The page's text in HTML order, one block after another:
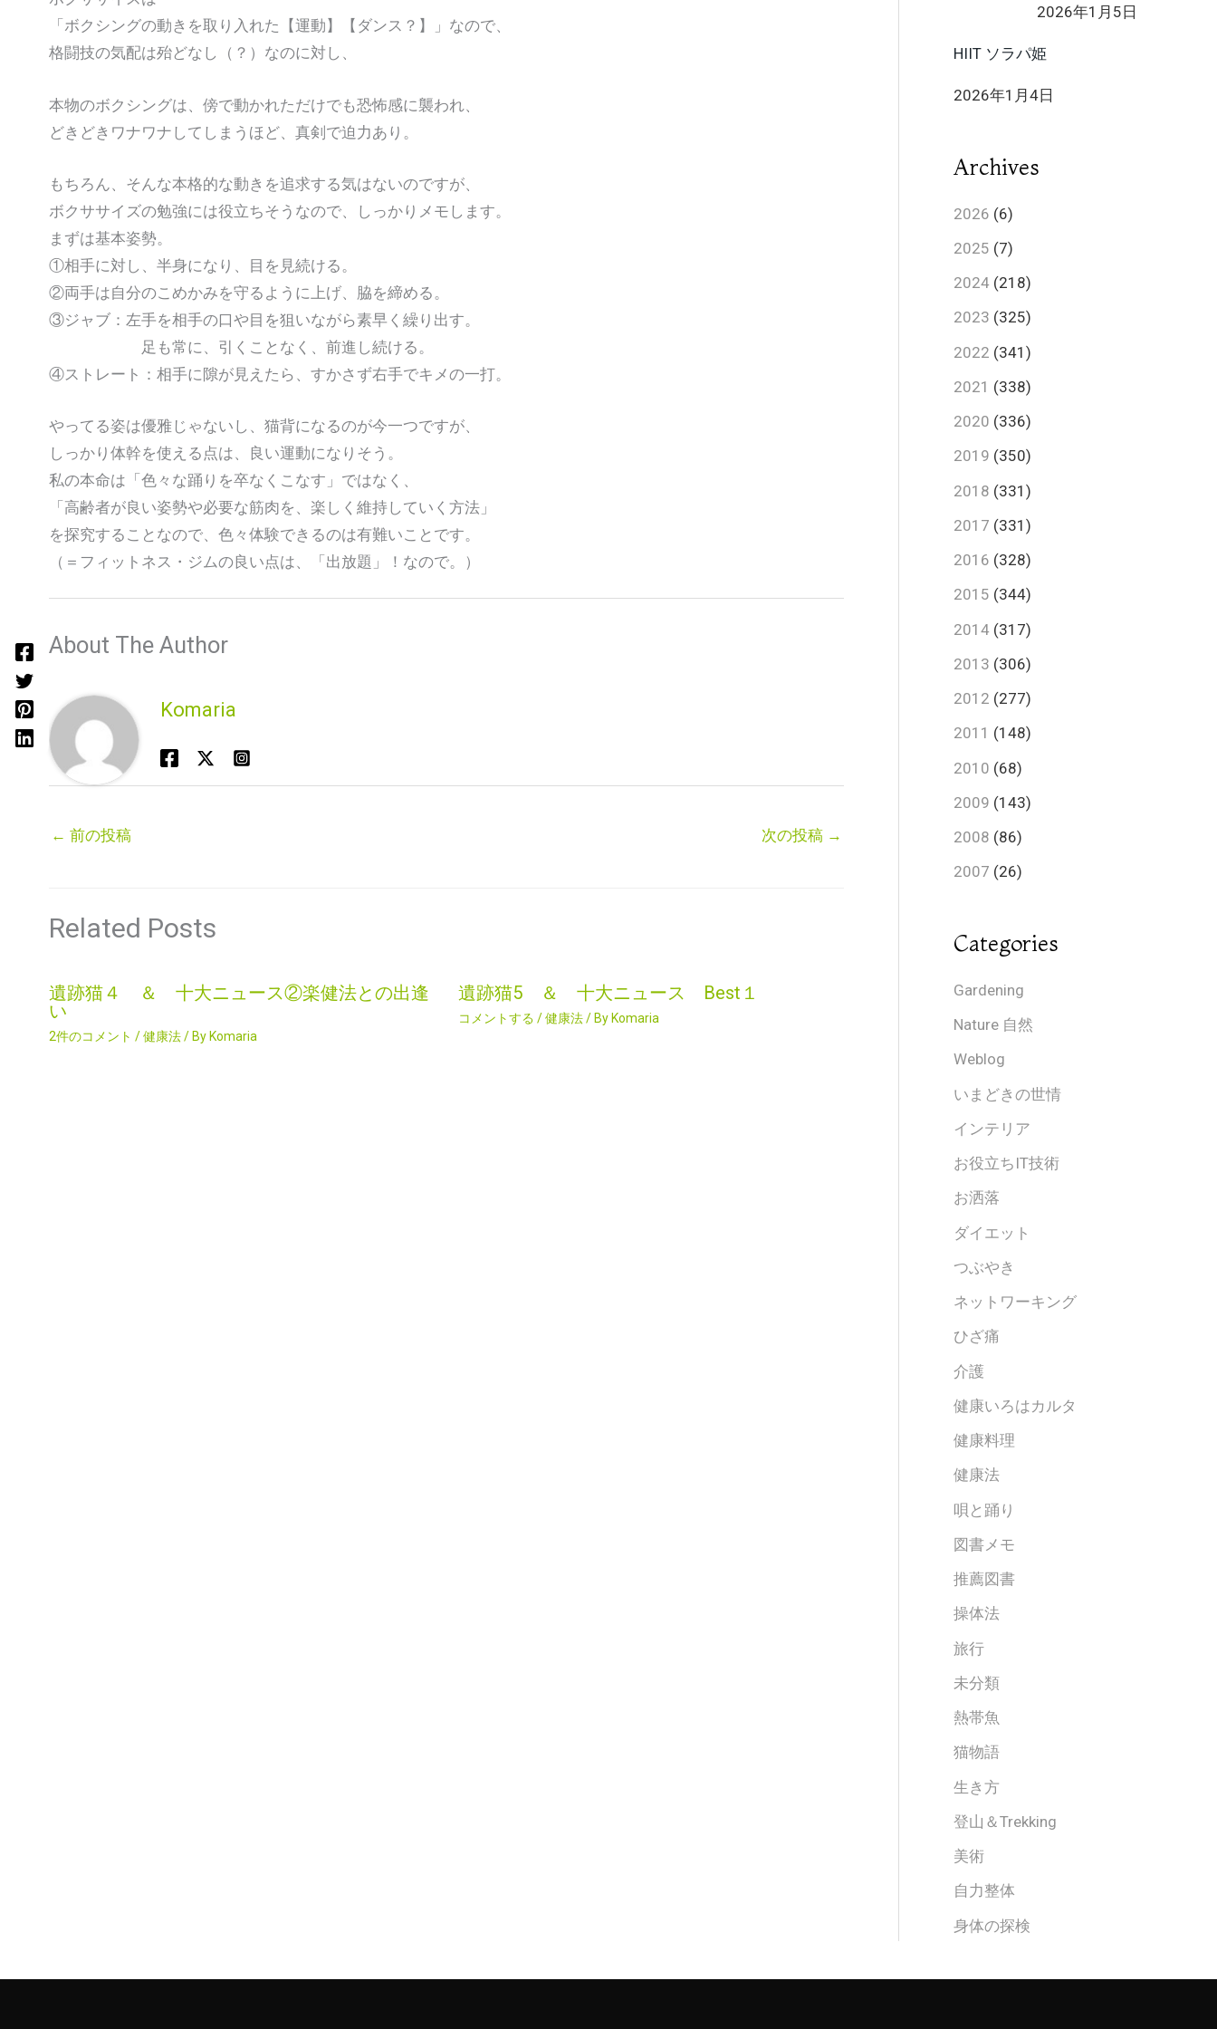
「ボクシングの動きを取り入れた【運動】【ダンス？】」なので、
格闘技の気配は殆どなし（？）なのに対し、
本物のボクシングは、傍で動かれただけでも恐怖感に襲われ、
どきどきワナワナしてしまうほど、真剣で迫力あり。
もちろん、そんな本格的な動きを追求する気はないのですが、
ボクササイズの勉強には役立ちそうなので、しっかりメモします。
まずは基本姿勢。
①相手に対し、半身になり、目を見続ける。
②両手は自分のこめかみを守るように上げ、脇を締める。
③ジャブ：左手を相手の口や目を狙いながら素早く繰り出す。
足も常に、引くことなく、前進し続ける。
④ストレート：相手に隙が見えたら、すかさず右手でキメの一打。
やってる姿は優雅じゃないし、猫背になるのが今一つですが、
しっかり体幹を使える点は、良い運動になりそう。
私の本命は「色々な踊りを卒なくこなす」ではなく、
「高齢者が良い姿勢や必要な筋肉を、楽しく維持していく方法」
を探究することなので、色々体験できるのは有難いことです。
（＝フィットネス・ジムの良い点は、「出放題」！なので。）
About The Author
Komaria
← 前の投稿 次の投稿 →
Related Posts
遺跡猫４ ＆ 十大ニュース②楽健法との出逢
い
2件のコメント /健康法/ By Komaria
遺跡猫5 ＆ 十大ニュース Best１
コメントする /健康法/ By Komaria
2026年1月5日
HIIT ソラパ姫
2026年1月4日
Archives
2026 (6)
2025 (7)
2024 (218)
2023 (325)
2022 (341)
2021 (338)
2020 (336)
2019 (350)
2018 (331)
2017 (331)
2016 (328)
2015 (344)
2014 (317)
2013 (306)
2012 (277)
2011 (148)
2010 (68)
2009 (143)
2008 (86)
2007 (26)
Categories
Gardening
Nature 自然
Weblog
いまどきの世情
インテリア
お役立ちIT技術
お洒落
ダイエット
つぶやき
ネットワーキング
ひざ痛
介護
健康いろはカルタ
健康料理
健康法
唄と踊り
図書メモ
推薦図書
操体法
旅行
未分類
熱帯魚
猫物語
生き方
登山＆Trekking
美術
自力整体
身体の探検